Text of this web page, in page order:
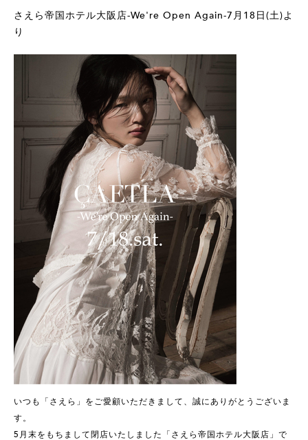
さえら帝国ホテル大阪店-We're Open Again-7月18日(土)よ
り
いつも「さえら」をご愛顧いただきまして、誠にありがとうございま
す。
5月末をもちまして閉店いたしました「さえら帝国ホテル大阪店」で